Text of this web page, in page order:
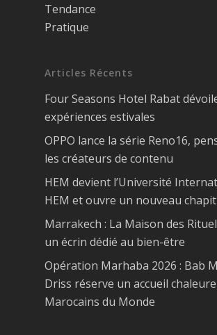
Tendance
Pratique
Articles Récents
Four Seasons Hotel Rabat
expériences estivales
OPPO lance la série Reno16,
les créateurs de contenu
HEM devient l’Université
HEM et ouvre un nouveau
Marrakech : La Maison des
un écrin dédié au bien-être
Opération Marhaba 2026 : Bab
Driss réserve un accueil
Marocains du Monde